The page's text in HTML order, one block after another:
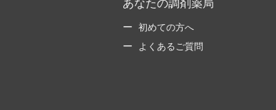
あなたの調剤薬局
初めての方へ
よくあるご質問